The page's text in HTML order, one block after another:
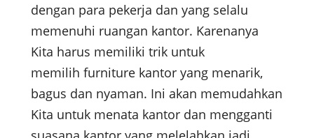
dengan para pekerja dan yang selalu
memenuhi ruangan kantor. Karenanya
Kita harus memiliki trik untuk
memilih furniture kantor yang menarik,
bagus dan nyaman. Ini akan memudahkan
Kita untuk menata kantor dan mengganti